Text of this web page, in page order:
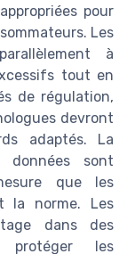
pour
Les
à
tout en
de régulation,
devront
adaptés. La
sont
que les
la norme. Les
dans des
protéger les